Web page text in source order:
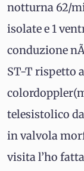
notturna 62/
isolate e 1
conduzione
ST-T rispetto
telesistolico
in valvola
visita l’ho